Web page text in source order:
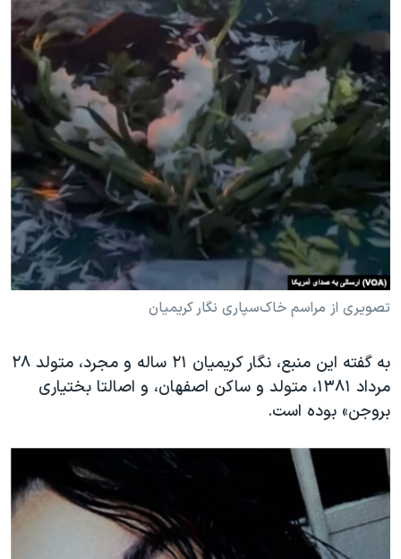
تصویری از مراسم خاک‌سپاری نگار کریمیان
به گفته این منبع، نگار کریمیان ۲۱ ساله و مجرد، متولد ۲۸
مرداد ۱۳۸۱، متولد و ساکن اصفهان، و اصالتا بختیاری
بروجن» بوده است.